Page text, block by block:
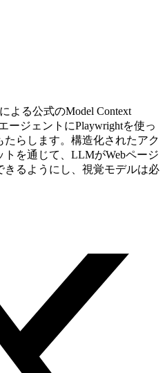
よる公式のModel Context
ージェントにPlaywrightを使っ
らします。構造化されたアク
を通じて、LLMがWebページ
きるようにし、視覚モデルは必